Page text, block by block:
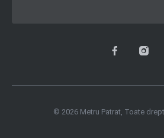
© 2026 Metru Patrat, Toate